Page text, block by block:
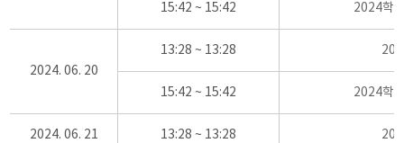
15:42 ~ 15:42 2024학
2024. 06. 20
13:28 ~ 13:28
15:42 ~ 15:42 2024학
2024. 06. 21 13:28 ~ 13:28